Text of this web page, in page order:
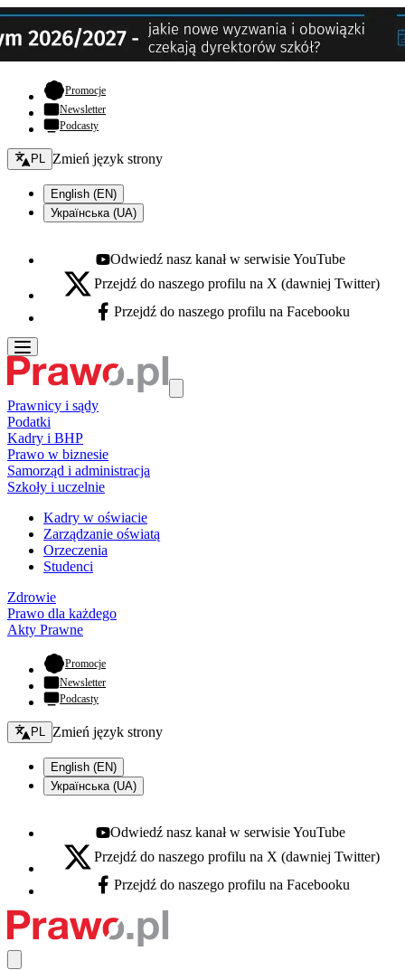
Promocje- otwiera się w nowej karcie
Newsletter
Podcasty
Zmień język - bieżący:
PL Zmień język strony
English (EN)
Українська (UA)
Youtube - otwiera się w nowej karcie
Odwiedź nasz kanał w serwisie YouTube
X - otwiera się w nowej karcie
Przejdź do naszego profilu na X (dawniej Twitter)
Facebook - otwiera się w nowej karcie
Przejdź do naszego profilu na Facebooku
Prawnicy i sądy
Podatki
Kadry i BHP
Prawo w biznesie
Samorząd i administracja
Szkoły i uczelnie
Kadry w oświacie
Zarządzanie oświatą
Orzeczenia
Studenci
Zdrowie
Prawo dla każdego
Akty Prawne
Promocje- otwiera się w nowej karcie
Newsletter
Podcasty
Zmień język - bieżący:
PL Zmień język strony
English (EN)
Українська (UA)
Youtube - otwiera się w nowej karcie
Odwiedź nasz kanał w serwisie YouTube
X - otwiera się w nowej karcie
Przejdź do naszego profilu na X (dawniej Twitter)
Facebook - otwiera się w nowej karcie
Przejdź do naszego profilu na Facebooku